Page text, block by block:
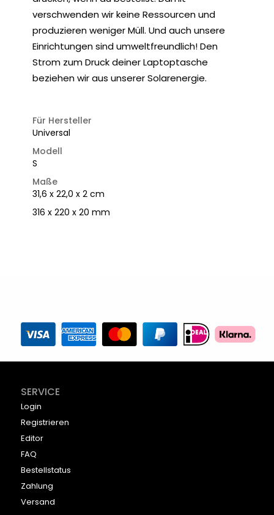
verschwenden wir keine Ressourcen und
produzieren weniger Müll. Und auch unsere
Einrichtungen sind umweltfreundlich! Den
Strom zum Druck deiner Laptoptasche
beziehen wir aus unserer Solarenergie.
Für Hersteller
Universal
Modell
S
Maße
31,6 x 22,0 x 2 cm
316 x 220 x 20 mm
SERVICE
Login
Registrieren
Editor
FAQ
Bestellstatus
Zahlung
Versand